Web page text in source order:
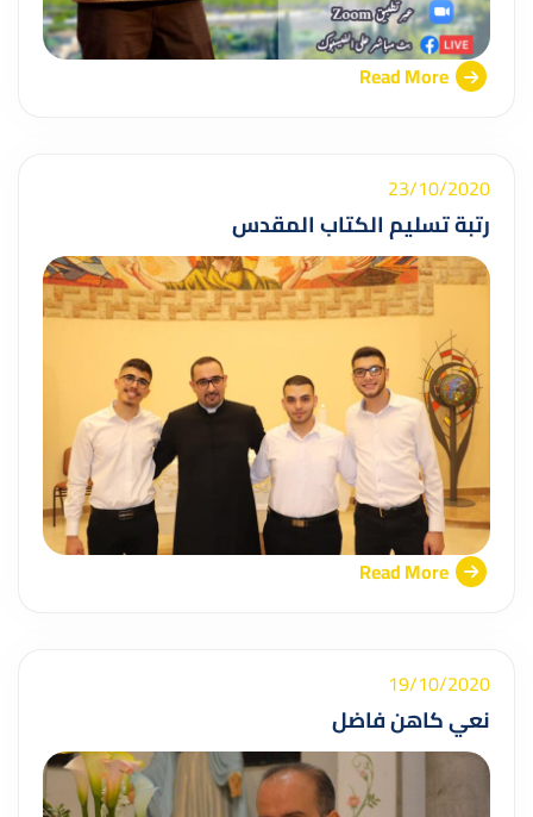
Read More
23/10/2020
رتبة تسليم الكتاب المقدس
Read More
19/10/2020
نعي كاهن فاضل